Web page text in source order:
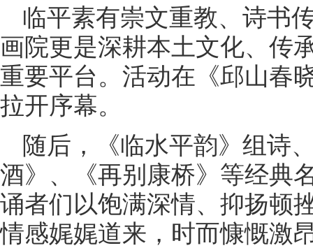
临平素有崇文重教、诗书
画院更是深耕本土文化、传
重要平台。活动在《邱山春
拉开序幕。
随后，《临水平韵》组诗
酒》、《再别康桥》等经典
诵者们以饱满深情、抑扬顿
情感娓娓道来，时而慷慨激